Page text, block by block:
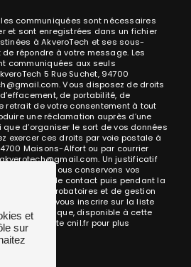
communiquées sont nécessaires
et sont enregistrées dans un fichier
à AkveroTech et ses sous-
répondre à votre message. Les
communiquées aux seuls
5 Rue Suchet, 94700
Vous disposez de droits
de portabilité, de
retrait de votre consentement à tout
une réclamation auprès d’une
d’organiser le sort de vos données
exercer ces droits par voie postale à
Maisons-Alfort ou par courrier
Un justificatif
demandé. Nous conservons vos
de prise de contact puis pendant la
aux fins probatoires et de gestion
le droit de vous inscrire sur la liste
téléphonique, disponible à cette
le site cnil.fr pour plus
et
sur